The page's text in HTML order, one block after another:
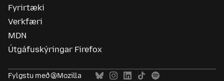
Fyrirtæki
Verkfæri
MDN
Útgáfuskýringar Firefox
Fylgstu með @Mozilla